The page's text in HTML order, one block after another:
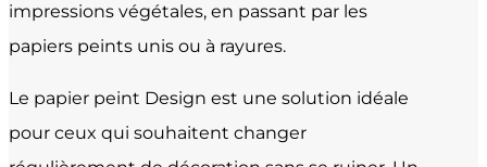
impressions végétales, en passant par les
papiers peints unis ou à rayures.
Le papier peint Design est une solution idéale
pour ceux qui souhaitent changer